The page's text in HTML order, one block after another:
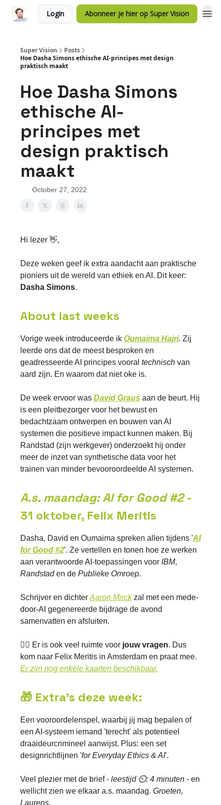
Login Abonneer je hier op Super Vision
Super Vision
Posts
Hoe Dasha Simons ethische AI-principes met design
praktisch maakt
Hoe Dasha Simons
ethische AI-
principes met
design praktisch
maakt
October 27, 2022
Hi lezer 👋,
Deze weken geef ik extra aandacht aan praktische
pioniers uit de wereld van ethiek en AI. Dit keer:
Dasha Simons.
About last weeks
Vorige week introduceerde ik Oumaima Hajri. Zij
leerde ons dat de meest besproken en
geadresseerde AI principes vooral technisch van
aard zijn. En waarom dat niet oke is.
De week ervoor was David Graus aan de beurt. Hij
is een pleitbezorger voor het bewust en
bedachtzaam ontwerpen en bouwen van AI
systemen die positieve impact kunnen maken. Bij
Randstad (zijn werkgever) onderzoekt hij onder
meer de inzet van synthetische data voor het
trainen van minder bevooroordeelde AI systemen.
A.s. maandag: AI for Good #2 -
31 oktober, Felix Meritis
Dasha, David en Oumaima spreken allen tijdens 'AI
for Good #2'. Ze vertellen en tonen hoe ze werken
aan verantwoorde AI-toepassingen voor IBM,
Randstaden de Publieke Omroep.
Schrijver en dichter Aaron Mirckzal met een mede-
door-AI gegenereerde bijdrage de avond
samenvatten en afsluiten.
👉🏽 Er is ook veel ruimte voor jouw vragen. Dus
kom naar Felix Meritis in Amsterdam en praat mee.
Er zijn nog enkele kaarten beschikbaar.
🎁 Extra's deze week:
Een vooroordelenspel, waarbij jij mag bepalen of
een AI-systeem iemand 'terecht' als potentieel
draaideurcrimineel aanwijst. Plus: een set
designrichtlijnen 'for Everyday Ethics & AI'.
Veel plezier met de brief - leestijd ⏲: 4 minuten - en
wellicht zien we elkaar a.s. maandag. Groeten,
Laurens.